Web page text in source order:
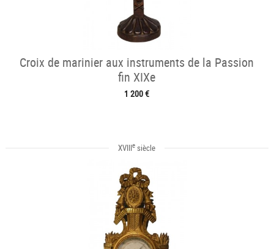
Croix de marinier aux instruments de la Passion
fin XIXe
1 200 €
XVIIIe siècle